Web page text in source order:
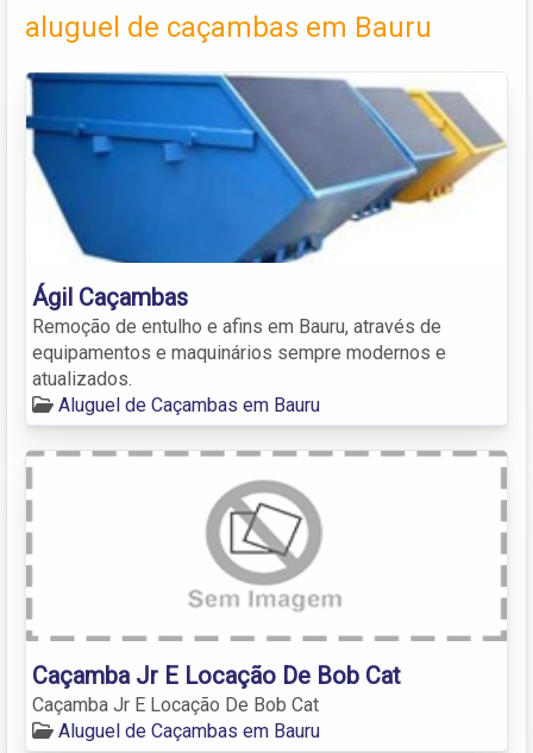
aluguel de caçambas em Bauru
Ágil Caçambas
Remoção de entulho e afins em Bauru, através de
equipamentos e maquinários sempre modernos e
atualizados.
Aluguel de Caçambas em Bauru
Caçamba Jr E Locação De Bob Cat
Caçamba Jr E Locação De Bob Cat
Aluguel de Caçambas em Bauru